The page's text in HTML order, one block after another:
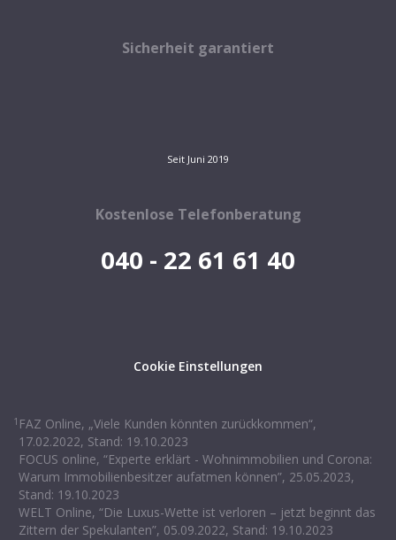
Kostenlose Telefonberatung
040 - 22 61 61 40
Sicherheit garantiert
Seit Juni 2019
Cookie Einstellungen
1 FAZ Online, „Viele Kunden könnten zurückkommen“,
17.02.2022, Stand: 19.10.2023
FOCUS online, “Experte erklärt - Wohnimmobilien und Corona:
Warum Immobilienbesitzer aufatmen können”, 25.05.2023,
Stand: 19.10.2023
WELT Online, “Die Luxus-Wette ist verloren – jetzt beginnt das
Zittern der Spekulanten”, 05.09.2022, Stand: 19.10.2023